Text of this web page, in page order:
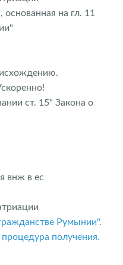
на гл. 11
ст. 15" Закона о
внж в ес
Румынии".
получения.